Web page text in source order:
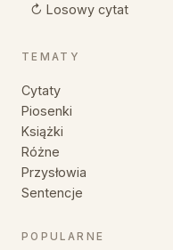
↻ Losowy cytat
TEMATY
Cytaty
Piosenki
Książki
Różne
Przysłowia
Sentencje
POPULARNE